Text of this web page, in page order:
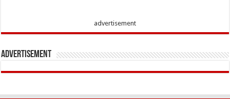
advertisement
Advertisement